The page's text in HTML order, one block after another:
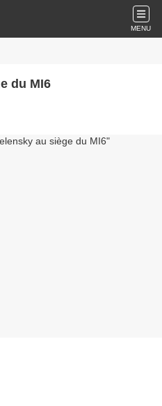
MENU
du MI6